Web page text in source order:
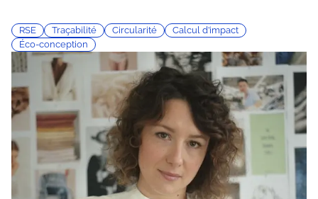
RSE Traçabilité Circularité
Calcul d’impact
Éco-conception